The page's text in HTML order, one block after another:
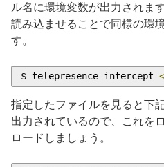
ル名に環境変数が出力されま
読み込ませることで同様の環
す。
$ telepresence intercept
指定したファイルを見ると下
出力されているので、これを
ロードしましょう。